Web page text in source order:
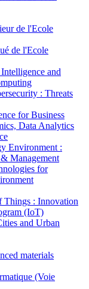
de l'Ecole
de l'Ecole
and
: Threats
for Business
Data Analytics
Environment :
Management
for
: Innovation
(IoT)
and Urban
materials
(Voie